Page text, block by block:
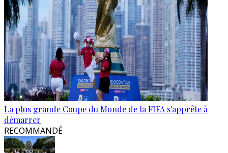
La plus grande Coupe du Monde de la FIFA s'apprête à
démarrer
RECOMMANDÉ